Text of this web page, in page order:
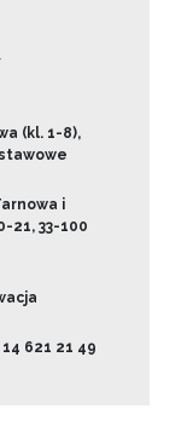
(kl. 1-8),
i
21, 33-100
621 21 49